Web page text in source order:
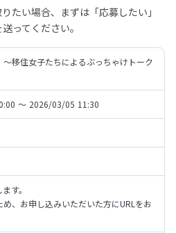
たい場合、まずは「応募したい」
ってください。
～移住女子たちによるぶっちゃけトーク
〜 2026/03/05 11:30
す。
、お申し込みいただいた方にURLをお